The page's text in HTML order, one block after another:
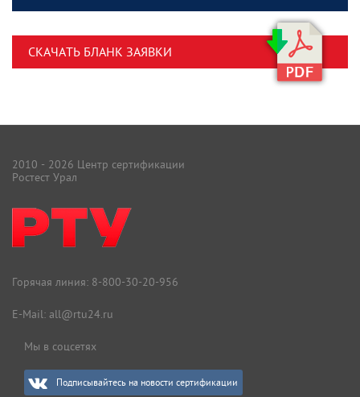
СКАЧАТЬ БЛАНК ЗАЯВКИ
2010 - 2026 Центр сертификации
Ростест Урал
Горячая линия: 8-800-30-20-956
E-Mail: all@rtu24.ru
Мы в соцсетях
Подписывайтесь на новости сертификации